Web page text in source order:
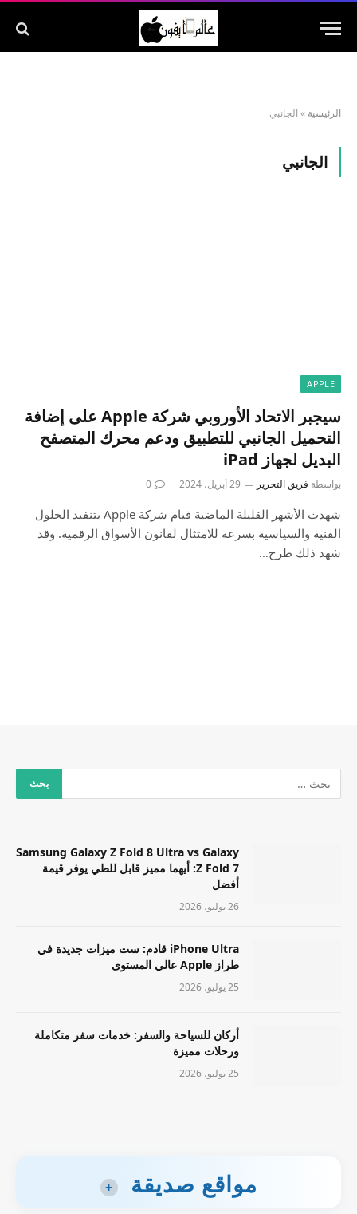
الرئيسية » الجانبي
الجانبي
APPLE
سيجبر الاتحاد الأوروبي شركة Apple على إضافة
التحميل الجانبي للتطبيق ودعم محرك المتصفح
البديل لجهاز iPad
بواسطة فريق التحرير 29 أبريل، 2024 0
شهدت الأشهر القليلة الماضية قيام شركة Apple بتنفيذ الحلول
الفنية والسياسية بسرعة للامتثال لقانون الأسواق الرقمية. وقد
شهد ذلك طرح…
Samsung Galaxy Z Fold 8 Ultra vs Galaxy
Z Fold 7: أيهما مميز قابل للطي يوفر قيمة
أفضل
26 يوليو، 2026
iPhone Ultra قادم: ست ميزات جديدة في
طراز Apple عالي المستوى
25 يوليو، 2026
أركان للسياحة والسفر: خدمات سفر متكاملة
ورحلات مميزة
25 يوليو، 2026
مواقع صديقة +